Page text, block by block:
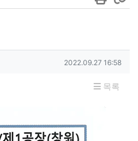
작성일
2022.09.27 16:58
목록